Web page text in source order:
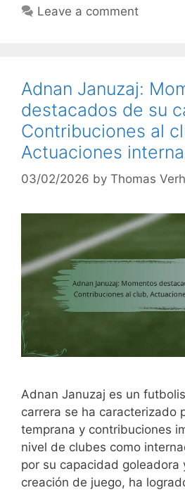
Leave a comment
Adnan Januzaj:
destacados de su
Contribuciones al
Actuaciones
03/02/2026 by Thomas
Adnan Januzaj es un
carrera se ha caracterizado
temprana y contribuciones
nivel de clubes como
por su capacidad goleadora
creación de juego, ha